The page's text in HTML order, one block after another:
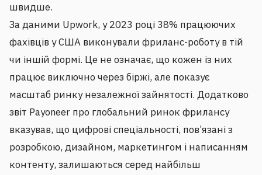
швидше.
За даними Upwork, у 2023 році 38% працюючих
фахівців у США виконували фриланс-роботу в тій
чи іншій формі. Це не означає, що кожен із них
працює виключно через біржі, але показує
масштаб ринку незалежної зайнятості. Додатково
звіт Payoneer про глобальний ринок фрилансу
вказував, що цифрові спеціальності, пов’язані з
розробкою, дизайном, маркетингом і написанням
контенту, залишаються серед найбільш